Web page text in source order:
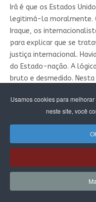
Usamos cookies para
neste site, você
Irã é que os Estados
legitimá-la moralmente.
Iraque, os
para explicar que se
justiça internacional.
do Estado-nação. A
bruto e desmedido.
MD
LIBERAL. TALVEZ
DIREITA PODE
PRÓPRIOS TERMOS, SEM
LY
Sim. Mas, ao defender o